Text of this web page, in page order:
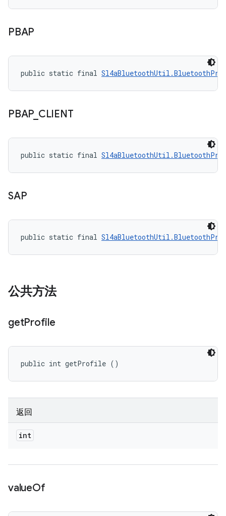
PBAP
public static final
PBAP_ CLIENT
public static final
SAP
public static final
公共方法
getProfile
public int getProfile ()
返回
int
valueOf